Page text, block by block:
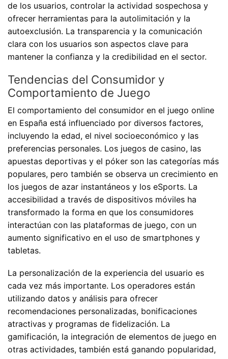
de los usuarios, controlar la actividad sospechosa y
ofrecer herramientas para la autolimitación y la
autoexclusión. La transparencia y la comunicación
clara con los usuarios son aspectos clave para
mantener la confianza y la credibilidad en el sector.
Tendencias del Consumidor y
Comportamiento de Juego
El comportamiento del consumidor en el juego online
en España está influenciado por diversos factores,
incluyendo la edad, el nivel socioeconómico y las
preferencias personales. Los juegos de casino, las
apuestas deportivas y el póker son las categorías más
populares, pero también se observa un crecimiento en
los juegos de azar instantáneos y los eSports. La
accesibilidad a través de dispositivos móviles ha
transformado la forma en que los consumidores
interactúan con las plataformas de juego, con un
aumento significativo en el uso de smartphones y
tabletas.
La personalización de la experiencia del usuario es
cada vez más importante. Los operadores están
utilizando datos y análisis para ofrecer
recomendaciones personalizadas, bonificaciones
atractivas y programas de fidelización. La
gamificación, la integración de elementos de juego en
otras actividades, también está ganando popularidad,